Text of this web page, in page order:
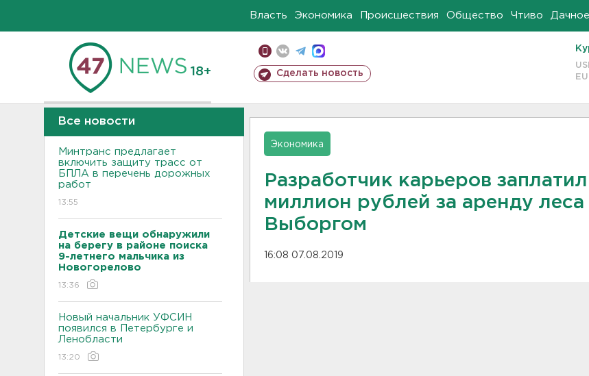
Власть Экономика Происшествия Общество Чтиво
18+ Сделать новость
Все новости
Минтранс предлагает
включить защиту трасс от
БПЛА в перечень дорожных
работ
13:55
Детские вещи обнаружили
на берегу в районе поиска
9-летнего мальчика из
Новогорелово
13:36
Новый начальник УФСИН
появился в Петербурге и
Ленобласти
13:20
Экономика
Разработчик карьеров
миллион рублей за аренду леса
Выборгом
16:08 07.08.2019